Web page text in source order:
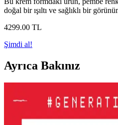
doğal bir ışıltı ve sağlıklı bir
4299.00 TL
Şimdi al!
Ayrıca Bakınız
Le Mabelle Altın Pembe
Çocuk Jel Farı Pratik ve
Deneyimi